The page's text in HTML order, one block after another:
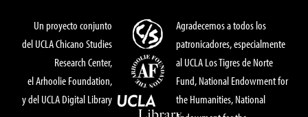
Un proyecto conjunto
del UCLA Chicano Studies
Research Center,
el Arhoolie Foundation,
y del UCLA Digital Library
Agradecemos a todos los
patronicadores, especialmente
al UCLA Los Tigres de Norte
Fund, National Endowment for
the Humanities, National